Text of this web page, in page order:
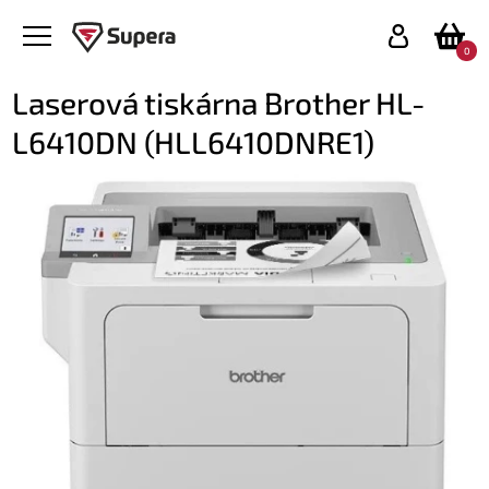
0
Laserová tiskárna Brother HL-
L6410DN (HLL6410DNRE1)